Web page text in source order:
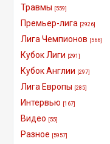
Травмы [559]
Премьер-лига [2926]
Лига Чемпионов [566]
Кубок Лиги [291]
Кубок Англии [297]
Лига Европы [285]
Интервью [167]
Видео [55]
Разное [5957]